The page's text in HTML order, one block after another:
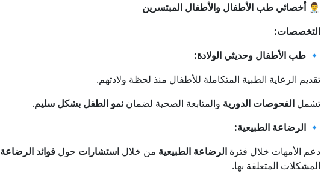
👨‍⚕️أخصائي طب الأطفال والأطفال المبتسرين
التخصصات:
🔹 طب الأطفال وحديثي الولادة:
تقديم الرعاية الطبية المتكاملة للأطفال منذ لحظة ولادتهم.
تشمل الفحوصات الدورية والمتابعة الصحية لضمان نمو الطفل بشكل سليم.
🔹 الرضاعة الطبيعية:
دعم الأمهات خلال فترة الرضاعة الطبيعية من خلال استشارات حول فوائد الرضاعة
المشكلات المتعلقة بها.